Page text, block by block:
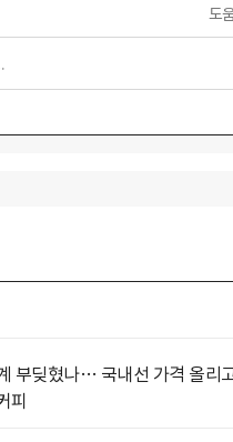
도
부딪혔나… 국내선 가격 올리
피